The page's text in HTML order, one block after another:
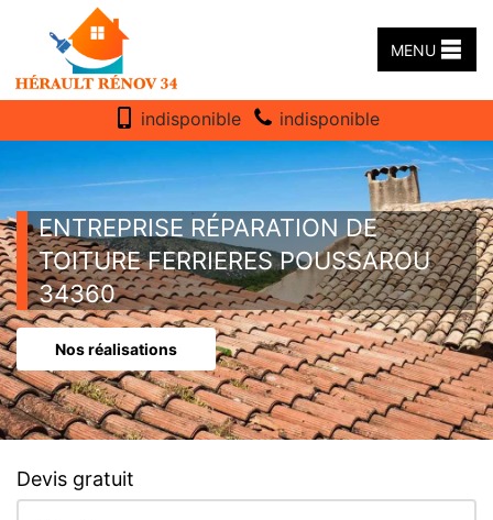
MENU
indisponible indisponible
ENTREPRISE RÉPARATION DE
TOITURE FERRIERES POUSSAROU
34360
Nos réalisations
Devis gratuit